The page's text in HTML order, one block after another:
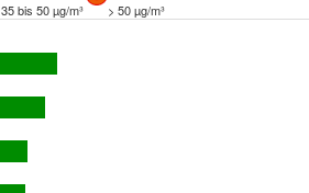
35 bis 50 µg/m³ > 50 µg/m³